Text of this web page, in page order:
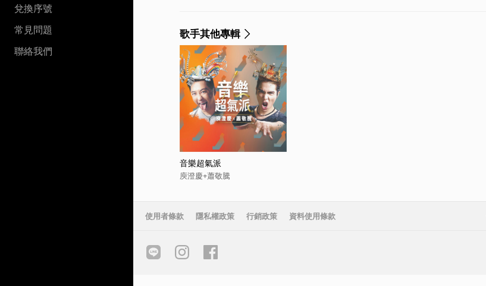
兌換序號
常見問題
聯絡我們
歌手其他專輯
音樂超氣派
庾澄慶+蕭敬騰
使用者條款 隱私權政策 行銷政策 資料使用條款